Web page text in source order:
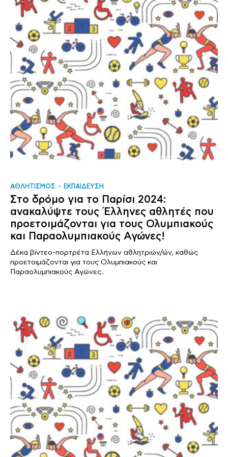
ΑΘΛΗΤΙΣΜΟΣ ΕΚΠΑΙΔΕΥΣΗ
Στο δρόμο για το Παρίσι 2024:
ανακαλύψτε τους Έλληνες αθλητές που
προετοιμάζονται για τους Ολυμπιακούς
και Παραολυμπιακούς Αγώνες!
Δέκα βίντεο-πορτρέτα Ελλήνων αθλητριών/ών, καθώς
προετοιμάζονται για τους Ολυμπιακούς και
Παραολυμπιακούς Αγώνες..